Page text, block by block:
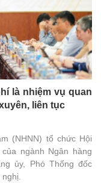
là nhiệm vụ quan
liên tục
(NHNN) tổ chức Hội
ngành Ngân hàng
ủy, Phó Thống đốc
nghị.